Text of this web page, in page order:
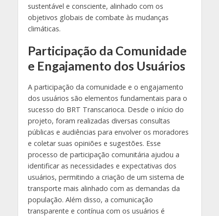
sustentável e consciente, alinhado com os
objetivos globais de combate às mudanças
climáticas.
Participação da Comunidade
e Engajamento dos Usuários
A participação da comunidade e o engajamento
dos usuários são elementos fundamentais para o
sucesso do BRT Transcarioca. Desde o início do
projeto, foram realizadas diversas consultas
públicas e audiências para envolver os moradores
e coletar suas opiniões e sugestões. Esse
processo de participação comunitária ajudou a
identificar as necessidades e expectativas dos
usuários, permitindo a criação de um sistema de
transporte mais alinhado com as demandas da
população. Além disso, a comunicação
transparente e contínua com os usuários é